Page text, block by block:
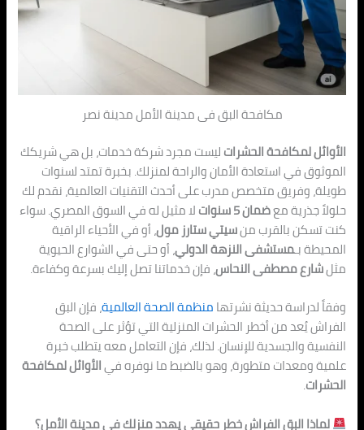
مكافحة البق فى مدينة الأمل مدينة نصر
الأوائل لمكافحة الحشراتليست مجرد شركة خدمات، بل هي شريكك
الموثوق في استعادة الأمان والراحة لمنزلك. بخبرة تمتد لسنوات
طويلة، وفريق متخصص مدرب على أحدث التقنيات العالمية، نقدم لك
حلولاً جذرية معضمان 5 سنوات لا مثيل له في السوق المصري. سواء
كنت تسكن بالقرب منسيتي ستارز مول، أو في الأحياء الراقية
المحيطة بـمستشفى النزهة الدولي، أو حتى في الشوارع الحيوية
مثلشارع مصطفى النحاس، فإن خدماتنا تصل إليك بسرعة وكفاءة.
وفقاً لدراسة حديثة نشرتهامنظمة الصحة العالمية، فإن البق
الفراش يُعد من أخطر الحشرات المنزلية التي تؤثر على الصحة
النفسية والجسدية للإنسان. لذلك، فإن التعامل معه يتطلب خبرة
علمية ومعدات متطورة، وهو بالضبط ما نوفره فيالأوائل لمكافحة
الحشرات.
لماذا البق الفراش خطر حقيقي يهدد منزلك في مدينة الأمل؟